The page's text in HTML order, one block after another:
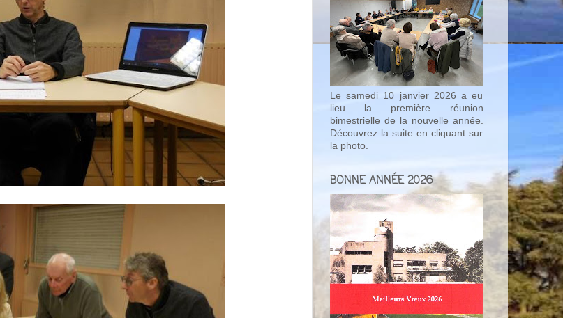
Le samedi 10 janvier 2026 a eu
lieu la première réunion
bimestrielle de la nouvelle année.
Découvrez la suite en cliquant sur
la photo.
BONNE ANNÉE 2026